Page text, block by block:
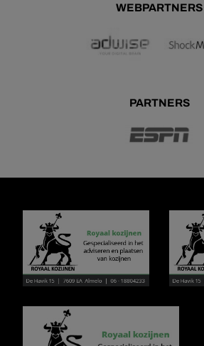
WEBPARTNERS
PARTNERS